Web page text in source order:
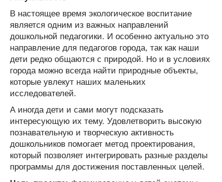
В настоящее время экологическое воспитание
является одним из важных направлений
дошкольной педагогики. И особенно актуально это
направление для педагогов города, так как наши
дети редко общаются с природой. Но и в условиях
города можно всегда найти природные объекты,
которые увлекут наших маленьких
исследователей.
А иногда дети и сами могут подсказать
интересующую их тему. Удовлетворить высокую
познавательную и творческую активность
дошкольников помогает метод проектирования,
который позволяет интегрировать разные разделы
программы для достижения поставленных целей.